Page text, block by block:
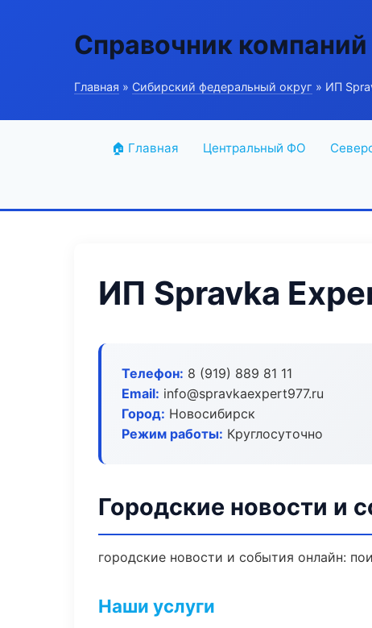
Справочник компаний
Главная » Сибирский федеральный округ » ИП
🏠 Главная Центральный ФО
ИП Spravka
Телефон: 8 (919) 889 81 11
Email: info@spravkaexpert977.ru
Город: Новосибирск
Режим работы: Круглосуточно
Городские новости и
городские новости и события онлайн:
Наши услуги